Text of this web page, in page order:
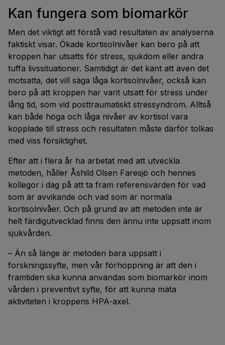
Kan fungera som biomarkör
Men det viktigt att förstå vad resultaten av analyserna
faktiskt visar. Ökade kortisolnivåer kan bero på att
kroppen har utsatts för stress, sjukdom eller andra
tuffa livssituationer. Samtidigt är det känt att även det
motsatta, det vill säga låga kortisolnivåer, också kan
bero på att kroppen har varit utsatt för stress under
lång tid, som vid posttraumatiskt stressyndrom. Alltså
kan både höga och låga nivåer av kortisol vara
kopplade till stress och resultaten måste därför tolkas
med viss försiktighet.
Efter att i flera år ha arbetat med att utveckla
metoden, håller Åshild Olsen Faresjö och hennes
kollegor i dag på att ta fram referensvärden för vad
som är avvikande och vad som är normala
kortisolnivåer. Och på grund av att metoden inte är
helt färdigutvecklad finns den ännu inte uppsatt inom
sjukvården.
– Än så länge är metoden bara uppsatt i
forskningssyfte, men vår förhoppning är att den i
framtiden ska kunna användas som biomarkör inom
vården i preventivt syfte, för att kunna mäta
aktiviteten i kroppens HPA-axel.